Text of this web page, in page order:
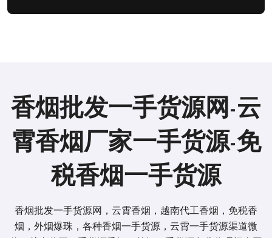
香烟批发一手货源网-云
霄香烟厂家一手货源-免
税香烟一手货源
香烟批发一手货源网，云霄香烟，越南代工香烟，免税香
烟，外烟爆珠，各种香烟一手货源，云霄一手货源渠道微